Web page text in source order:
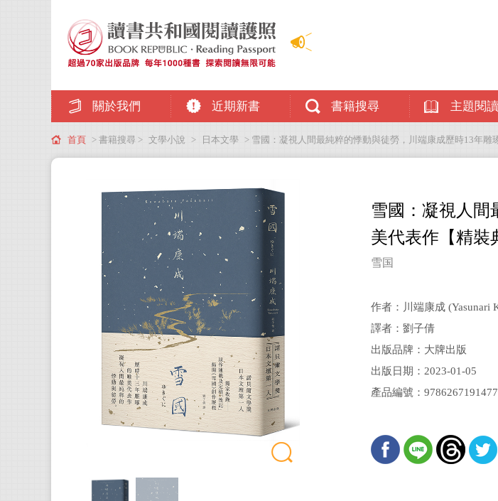
關於我們 近期新書 書籍搜尋 主題閱讀
首頁 > 書籍搜尋 > 文學小說 > 日本文學 > 雪國：凝視人間最純粹的悸動與徒勞，川端康成歷時13年雕
雪國：凝視人間
美代表作【精裝
雪国
作者：川端康成 (Yasunari
譯者：劉子倩
出版品牌：大牌出版
出版日期：2023-01-05
產品編號：9786267191477